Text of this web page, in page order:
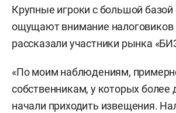
Налог на деятельность
индивидуального
со ставкой в 6% с доходов
разницы между доходами и
расходами, либо
Крупные игроки с большой базой
ощущают внимание налоговиков
рассказали участники рынка
«По моим наблюдениям,
собственникам, у которых более
начали приходить извещения.